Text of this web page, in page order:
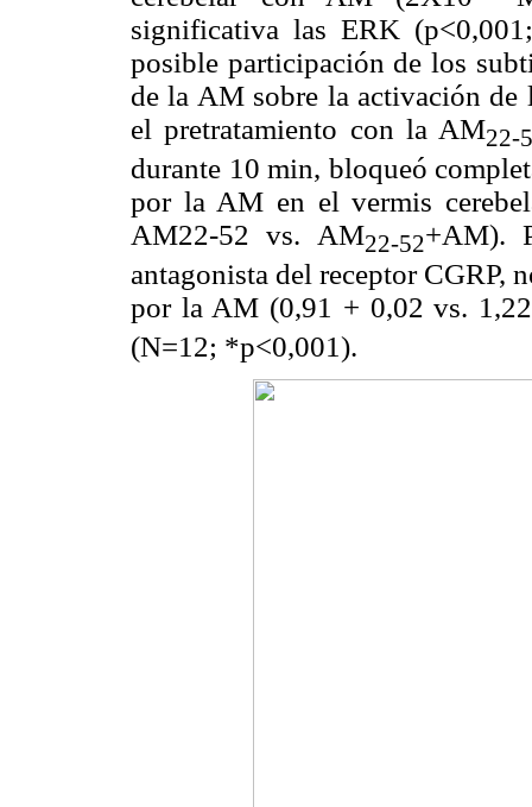
significativa las ERK
posible participación de los
de la AM sobre la activación
el pretratamiento con la AM22-
durante 10 min, bloqueó
por la AM en el vermis
AM22-52 vs. AM22-52+AM).
antagonista del receptor CGRP,
por la AM (0,91 + 0,02 vs.
(N=12; *p<0,001).